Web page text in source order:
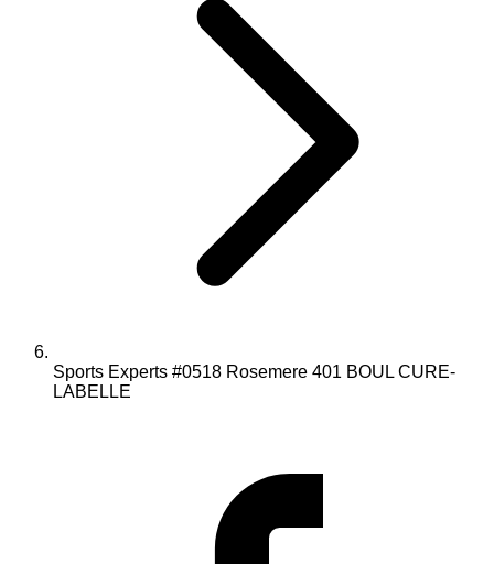
Sports Experts #0518 Rosemere 401 BOUL CURE-
LABELLE